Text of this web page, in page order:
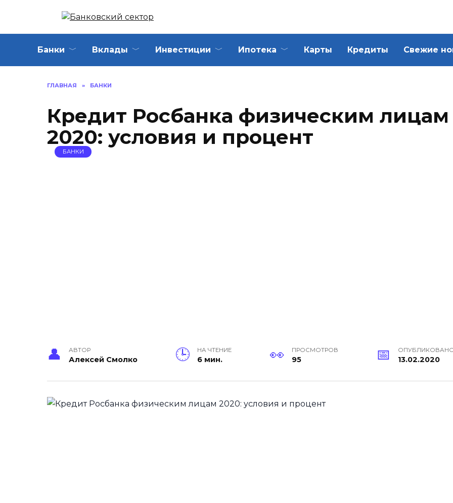
Банки Вклады Инвестиции Ипотека Карты Кредиты Свежие
ГЛАВНАЯ » БАНКИ
Кредит Росбанка физическим лицам
2020: условия и процент
БАНКИ
АВТОР
Алексей Смолко
НА ЧТЕНИЕ
6 мин.
ПРОСМОТРОВ
95 13.02.2020